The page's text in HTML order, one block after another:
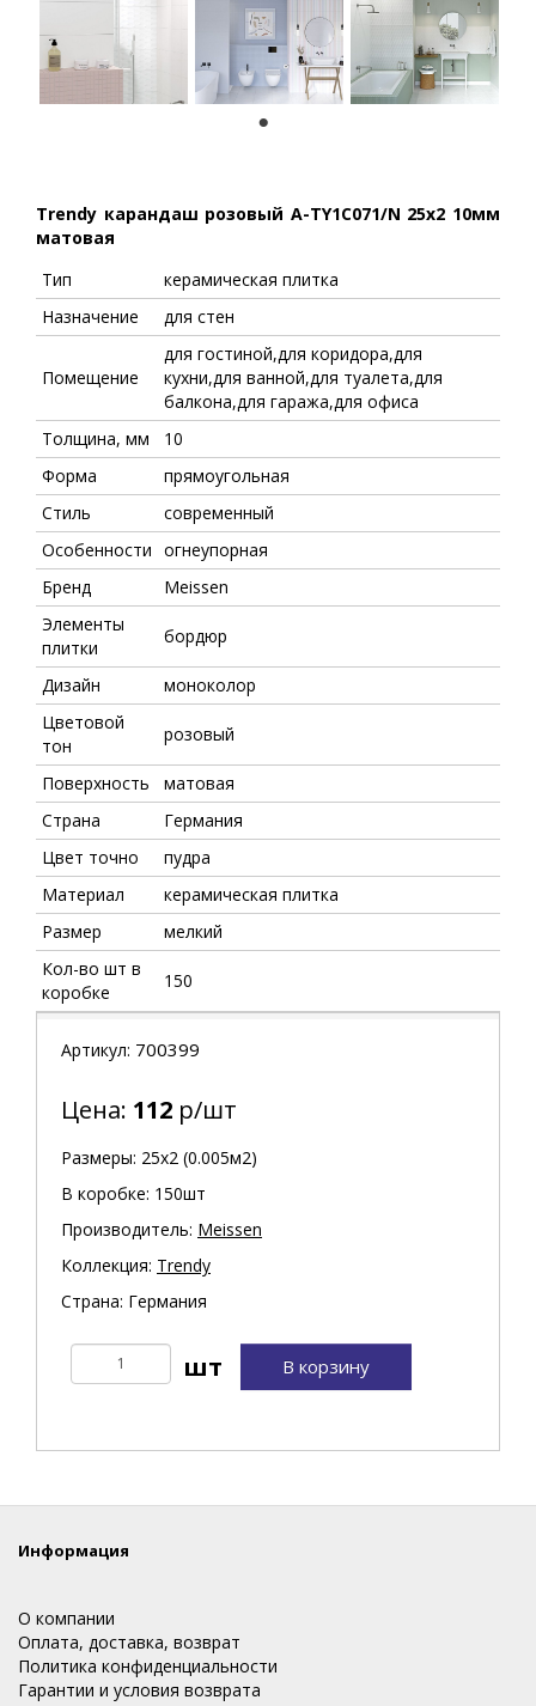
Trendy карандаш розовый A-TY1C071/N 25x2 10мм
матовая
Тип
керамическая плитка
Назначение
для стен
Помещение
для гостиной,для коридора,для
кухни,для ванной,для туалета,для
балкона,для гаража,для офиса
Толщина, мм
10
Форма
прямоугольная
Стиль
современный
Особенности огнеупорная
Бренд
Meissen
Элементы
плитки
бордюр
Дизайн
моноколор
Цветовой
тон
розовый
Поверхность
матовая
Страна
Германия
Цвет точно
пудра
Материал
керамическая плитка
Размер
мелкий
Кол-во шт в
коробке
150
Артикул: 700399
Цена: 112 р/шт
Размеры: 25х2 (0.005м2)
В коробке: 150шт
Производитель: Meissen
Коллекция: Trendy
Страна: Германия
В корзину
Информация
О компании
Оплата, доставка, возврат
Политика конфиденциальности
Гарантии и условия возврата